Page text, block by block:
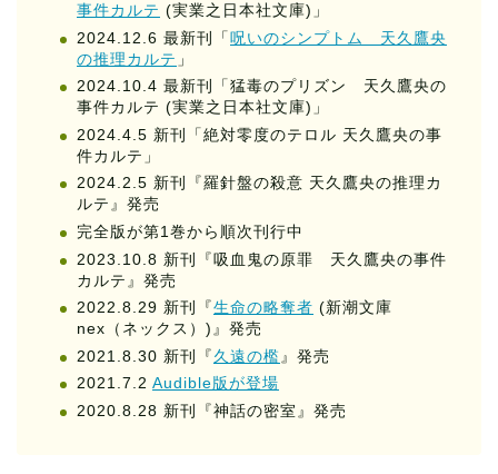
事件カルテ (実業之日本社文庫)」
2024.12.6 最新刊「呪いのシンプトム 天久鷹央
の推理カルテ 」
2024.10.4 最新刊「猛毒のプリズン 天久鷹央の
事件カルテ (実業之日本社文庫)」
2024.4.5 新刊「絶対零度のテロル 天久鷹央の事
件カルテ」
2024.2.5 新刊『羅針盤の殺意 天久鷹央の推理カ
ルテ』発売
完全版が第1巻から順次刊行中
2023.10.8 新刊『吸血鬼の原罪 天久鷹央の事件
カルテ』発売
2022.8.29 新刊『生命の略奪者 (新潮文庫
nex（ネックス）)』発売
2021.8.30 新刊『久遠の檻 』発売
2021.7.2 Audible版が登場
2020.8.28 新刊『神話の密室』発売